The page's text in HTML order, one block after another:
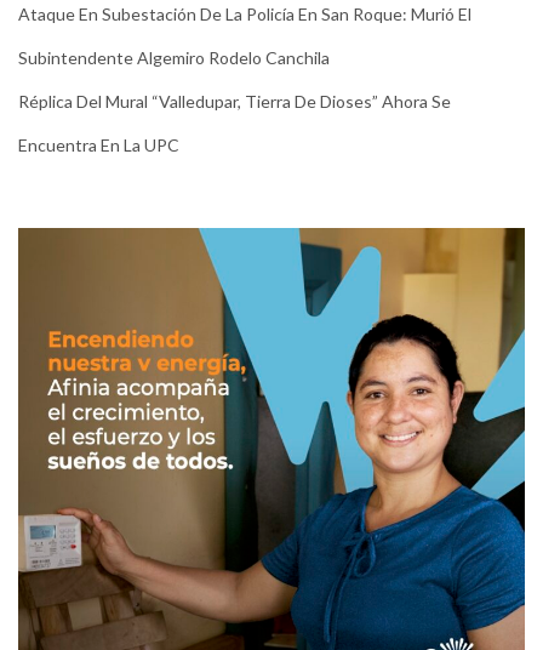
Ataque En Subestación De La Policía En San Roque: Murió El
Subintendente Algemiro Rodelo Canchila
Réplica Del Mural “Valledupar, Tierra De Dioses” Ahora Se
Encuentra En La UPC